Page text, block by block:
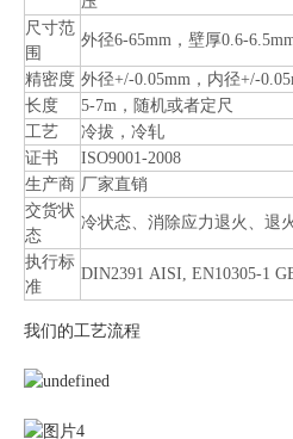
尺寸范
围
外径6-65mm，壁厚0.6-
精密度 外径+/-0.05mm，内径+/-
长度
5-7m，随机或者定尺
工艺
冷拔，冷轧
证书
ISO9001-2008
生产商 厂家直销
交货状
态
冷状态、消除应力退火、退
执行标
准
DIN2391 AISI, EN10305-1
我们的工艺流程